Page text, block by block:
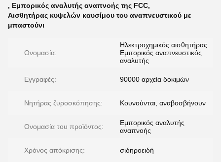
, Εμπορικός αναλυτής αναπνοής της FCC,
Αισθητήρας κυψελών καυσίμου του αναπνευστικού με
μπαστούνι
Ονομασία:
Ηλεκτροχημικός αισθητήρας
Εμπορικός αναπνευστικός
αναλυτής
Εγγραφές: 90000 αρχεία δοκιμών
Νητήρας ζυροσκόπησης: Κουνούνται, αναβοσβήνουν
Ονομασία του προϊόντος:
Εμπορικός αναλυτής
αναπνοής
Χρόνος απόκρισης: σιδηροειδή